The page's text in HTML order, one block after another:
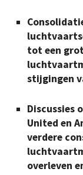
tot een
stijgingen
Discussies
United en
verdere
overleven